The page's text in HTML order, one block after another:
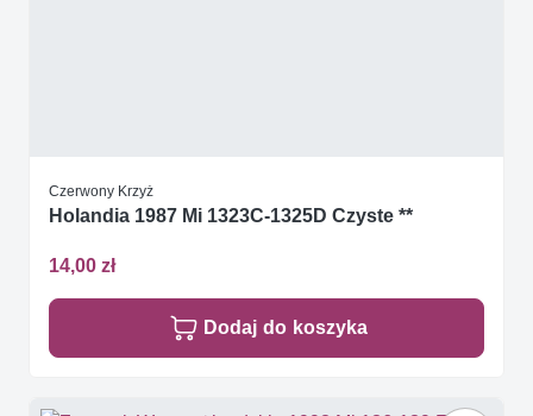
Czerwony Krzyż
Holandia 1987 Mi 1323C-1325D Czyste **
14,00 zł
Dodaj do koszyka